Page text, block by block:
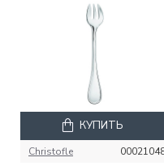
Christofle
КУПИТЬ